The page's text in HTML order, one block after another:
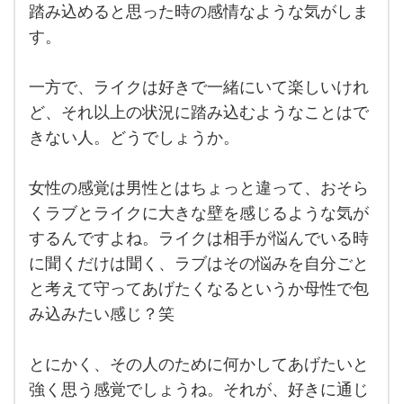
な
は異
性と
して
して
も見
れ
る、
一歩
ると
思っ
た時
の感
情な
踏み込めると思った時の感情なような気がしま
す。
一方で、ライクは好きで一緒にいて楽しいけれ
ど、それ以上の状況に踏み込むようなことはで
きない人。どうでしょうか。
女性の感覚は男性とはちょっと違って、おそら
くラブとライクに大きな壁を感じるような気が
するんですよね。ライクは相手が悩んでいる時
に聞くだけは聞く、ラブはその悩みを自分ごと
と考えて守ってあげたくなるというか母性で包
み込みたい感じ？笑
とにかく、その人のために何かしてあげたいと
強く思う感覚でしょうね。それが、好きに通じ